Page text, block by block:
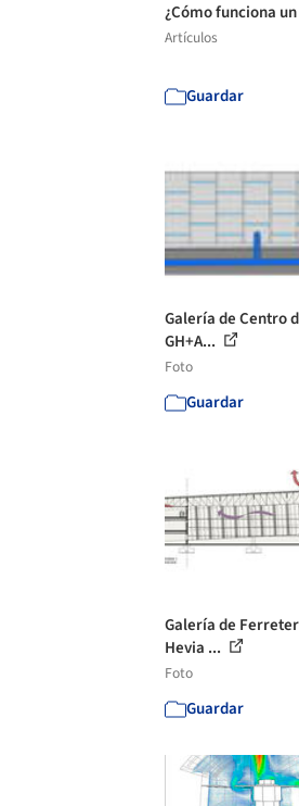
¿Cómo funciona
Artículos
Guardar
Galería de Centro
GH+A...
Foto
Guardar
Galería de
Hevia ...
Foto
Guardar